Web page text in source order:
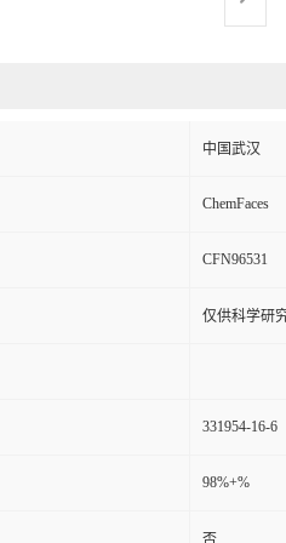
中国武汉
ChemFaces
CFN96531
仅供科学研
331954-16-6
98%+%
否